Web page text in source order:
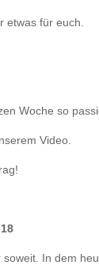
etwas für euch.
Woche so
Video.
In dem